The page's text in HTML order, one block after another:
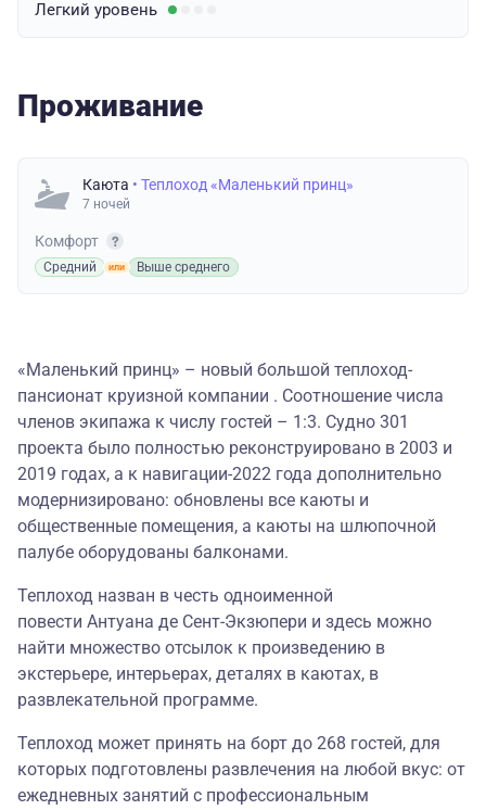
Легкий уровень
Проживание
Каюта • Теплоход «Маленький принц»
7 ночей
Комфорт
Средний Выше среднего
«Маленький принц» – новый большой теплоход-
пансионат круизной компании . Соотношение числа
членов экипажа к числу гостей – 1:3. Судно 301
проекта было полностью реконструировано в 2003 и
2019 годах, а к навигации-2022 года дополнительно
модернизировано: обновлены все каюты и
общественные помещения, а каюты на шлюпочной
палубе оборудованы балконами.
Теплоход назван в честь одноименной
повести Антуана де Сент-Экзюпери и здесь можно
найти множество отсылок к произведению в
экстерьере, интерьерах, деталях в каютах, в
развлекательной программе.
Теплоход может принять на борт до 268 гостей, для
которых подготовлены развлечения на любой вкус: от
ежедневных занятий с профессиональным